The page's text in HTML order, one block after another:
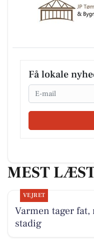
Få lokale
Email
MEST
VEJRET
Varmen tager
stadig